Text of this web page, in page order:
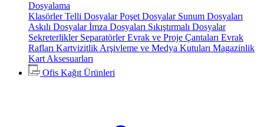
Dosyalama
KlasörlerTelli DosyalarPoşet Dosyalar Sunum Dosyaları
Askılı Dosyalarİmza Dosyaları Sıkıştırmalı Dosyalar
Sekreterlikler SeparatörlerEvrak ve Proje Çantaları Evrak
Rafları Kartvizitlik Arşivleme ve Medya Kutuları Magazinlik
Kart Aksesuarları
Ofis Kağıt Ürünleri